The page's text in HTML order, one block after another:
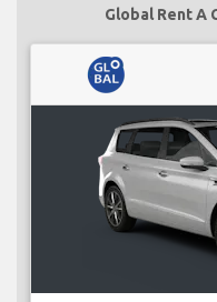
Global Rent A